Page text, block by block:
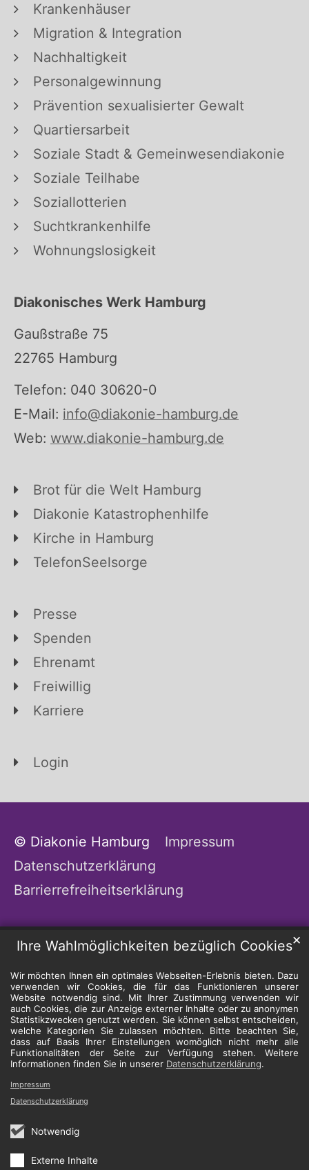
Ihre Wahlmöglichkeiten bezüglich Cookies
Wir möchten Ihnen ein optimales Webseiten-Erlebnis bieten. Dazu
verwenden wir Cookies, die für das Funktionieren unserer
Website notwendig sind. Mit Ihrer Zustimmung verwenden wir
auch Cookies, die zur Anzeige externer Inhalte oder zu anonymen
Statistikzwecken genutzt werden. Sie können selbst entscheiden,
welche Kategorien Sie zulassen möchten. Bitte beachten Sie,
dass auf Basis Ihrer Einstellungen womöglich nicht mehr alle
Funktionalitäten der Seite zur Verfügung stehen. Weitere
Informationen finden Sie in unserer Datenschutzerklärung.
Notwendig
Externe Inhalte
✕
Impressum
Datenschutzerklärung
Krankenhäuser
Migration & Integration
Nachhaltigkeit
Personalgewinnung
Prävention sexualisierter Gewalt
Quartiersarbeit
Soziale Stadt & Gemeinwesendiakonie
Soziale Teilhabe
Soziallotterien
Suchtkrankenhilfe
Wohnungslosigkeit
Diakonisches Werk Hamburg
Gaußstraße 75
22765 Hamburg
Telefon: 040 30620-0
E-Mail: info@diakonie-hamburg.de
Web: www.diakonie-hamburg.de
Brot für die Welt Hamburg
Diakonie Katastrophenhilfe
Kirche in Hamburg
TelefonSeelsorge
Presse
Spenden
Ehrenamt
Freiwillig
Karriere
Login
© Diakonie Hamburg
Impressum
Datenschutzerklärung
Barrierrefreiheitserklärung